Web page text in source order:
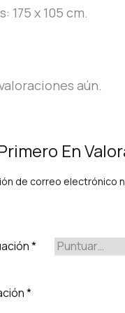
175 x 105 cm.
aún.
En
de correo electrónico
*
*